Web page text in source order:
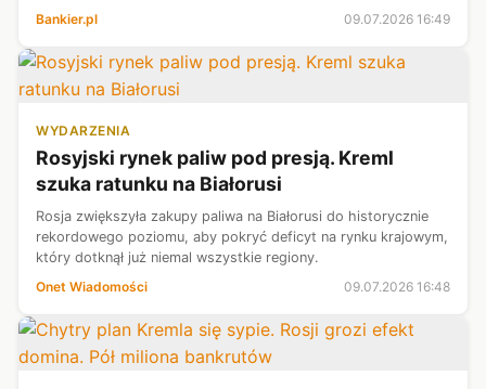
zł. Władze miasta tłumaczą zmiany koniecznością finansowego
zbilansowania systemu...
Bankier.pl 09.07.2026 16:49
WYDARZENIA
Rosyjski rynek paliw pod presją. Kreml
szuka ratunku na Białorusi
Rosja zwiększyła zakupy paliwa na Białorusi do historycznie
rekordowego poziomu, aby pokryć deficyt na rynku krajowym,
który dotknął już niemal wszystkie regiony.
Onet Wiadomości
09.07.2026 16:48